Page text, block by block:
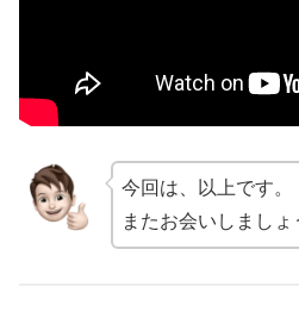
今回は、以上です。
またお会いしましょ